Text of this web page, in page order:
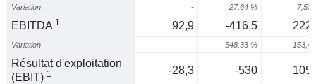
Variation - 27,64 % 7,53
EBITDA 1 92,9 -416,5
Variation - -548,33 % 153,4
Résultat d'exploitation
(EBIT) 1 -28,3 -530